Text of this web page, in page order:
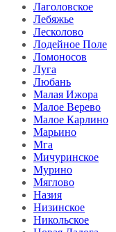
Лаголовское
Лебяжье
Лесколово
Лодейное Поле
Ломоносов
Луга
Любань
Малая Ижора
Малое Верево
Малое Карлино
Марьино
Мга
Мичуринское
Мурино
Мяглово
Назия
Низинское
Никольское